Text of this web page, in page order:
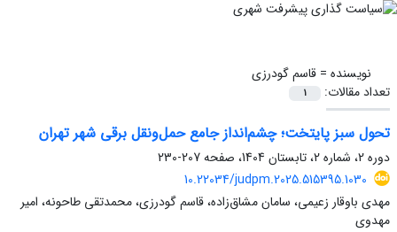
نویسنده =قاسم گودرزی
تعداد مقالات:
1
تحول سبز پایتخت؛ چشم‌انداز جامع حمل‌ونقل برقی شهر تهران
دوره 2، شماره 2، تابستان 1404، صفحه
207-230
10.22034/judpm.2025.515395.1030
مهدی باوقار زعیمی، سامان مشاق‌زاده، قاسم گودرزی، محمدتقی طاحونه، امیر
مهدوی